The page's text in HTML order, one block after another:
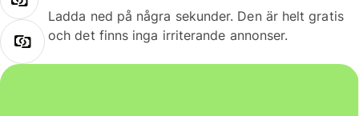
Ladda ned på några sekunder. Den är helt gratis
och det finns inga irriterande annonser.